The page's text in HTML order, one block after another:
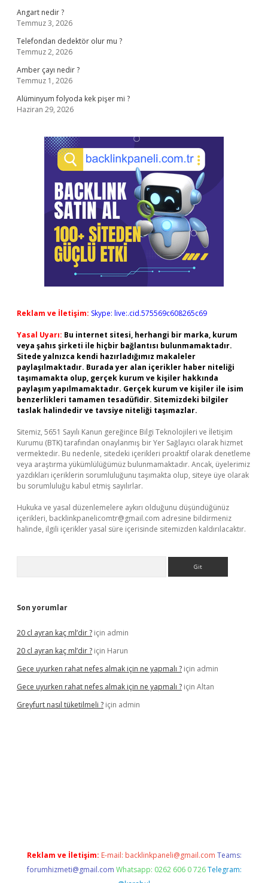
Angart nedir ?
Temmuz 3, 2026
Telefondan dedektör olur mu ?
Temmuz 2, 2026
Amber çayı nedir ?
Temmuz 1, 2026
Alüminyum folyoda kek pişer mi ?
Haziran 29, 2026
Reklam ve İletişim: Skype: live:.cid.575569c608265c69
Yasal Uyarı: Bu internet sitesi, herhangi bir marka, kurum
veya şahıs şirketi ile hiçbir bağlantısı bulunmamaktadır.
Sitede yalnızca kendi hazırladığımız makaleler
paylaşılmaktadır. Burada yer alan içerikler haber niteliği
taşımamakta olup, gerçek kurum ve kişiler hakkında
paylaşım yapılmamaktadır. Gerçek kurum ve kişiler ile isim
benzerlikleri tamamen tesadüfidir. Sitemizdeki bilgiler
taslak halindedir ve tavsiye niteliği taşımazlar.
Sitemiz, 5651 Sayılı Kanun gereğince Bilgi Teknolojileri ve İletişim
Kurumu (BTK) tarafından onaylanmış bir Yer Sağlayıcı olarak hizmet
vermektedir. Bu nedenle, sitedeki içerikleri proaktif olarak denetleme
veya araştırma yükümlülüğümüz bulunmamaktadır. Ancak, üyelerimiz
yazdıkları içeriklerin sorumluluğunu taşımakta olup, siteye üye olarak
bu sorumluluğu kabul etmiş sayılırlar.
Hukuka ve yasal düzenlemelere aykırı olduğunu düşündüğünüz
içerikleri, backlinkpanelicomtr@gmail.com adresine bildirmeniz
halinde, ilgili içerikler yasal süre içerisinde sitemizden kaldırılacaktır.
Son yorumlar
20 cl ayran kaç ml’dir ? için admin
20 cl ayran kaç ml’dir ? için Harun
Gece uyurken rahat nefes almak için ne yapmalı ? için admin
Gece uyurken rahat nefes almak için ne yapmalı ? için Altan
Greyfurt nasıl tüketilmeli ? için admin
Reklam ve İletişim: E-mail: backlinkpaneli@gmail.com Teams:
forumhizmeti@gmail.com Whatsapp: 0262 606 0 726 Telegram: